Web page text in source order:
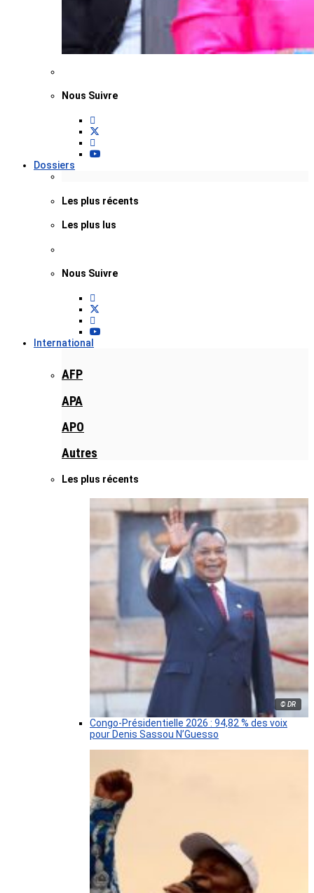
Nous Suivre
Dossiers
Les plus récents
Les plus lus
Nous Suivre
International
AFP
APA
APO
Autres
Les plus récents
© DR
Congo-Présidentielle 2026 : 94,82 % des voix
pour Denis Sassou N’Guesso